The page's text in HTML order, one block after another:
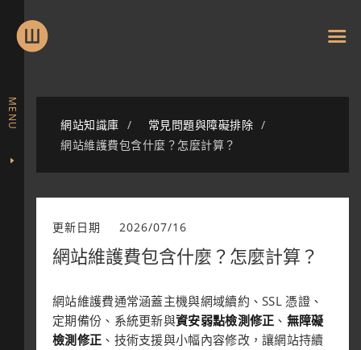
網站知識庫
常見問題與障礙排除
網站維護費包含什麼？怎麼計算？
MENU
更新日期 2026/07/16
網站維護費包含什麼？怎麼計算？
網站維護費通常涵蓋主機與網域續約、SSL 憑證、
定期備份、系統更新與資安弱點檢測修正 、 無障礙
檢測修正 、技術支援與小幅內容修改，讓網站持續